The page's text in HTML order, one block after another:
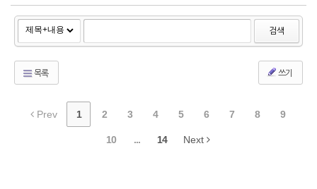
검색
목록 쓰기
Prev 1 2 3 4 5 6 7 8 9
10 ... 14 Next